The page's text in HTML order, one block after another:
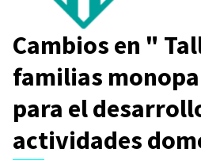
Cambios en "
familias
para el
actividades